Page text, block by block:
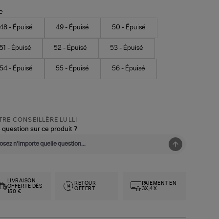
48 - Épuisé 49 - Épuisé 50 - Épuisé
51 - Épuisé 52 - Épuisé 53 - Épuisé
54 - Épuisé 55 - Épuisé 56 - Épuisé
CONSEILLÈRE LULLI
question sur ce produit ?
LIVRAISON
OFFERTE DÈS
150 €
RETOUR
OFFERT
PAIEMENT EN
3X,4X